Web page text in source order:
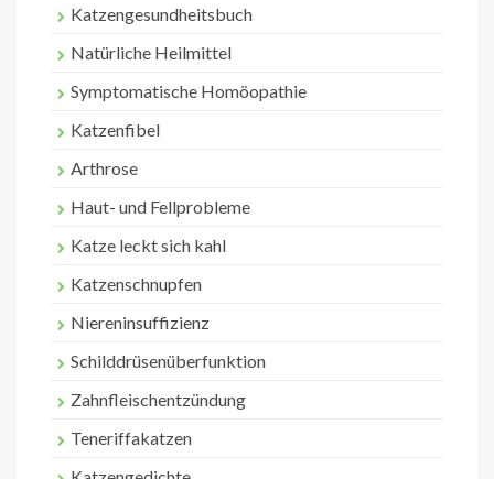
Katzengesundheitsbuch
Natürliche Heilmittel
Symptomatische Homöopathie
Katzenfibel
Arthrose
Haut- und Fellprobleme
Katze leckt sich kahl
Katzenschnupfen
Niereninsuffizienz
Schilddrüsenüberfunktion
Zahnfleischentzündung
Teneriffakatzen